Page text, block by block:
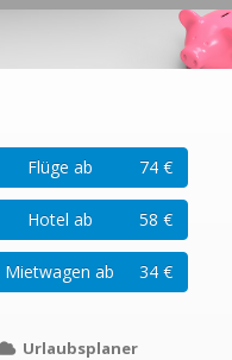
Flüge ab 74 €
Hotel ab 58 €
Mietwagen ab 34 €
Urlaubsplaner